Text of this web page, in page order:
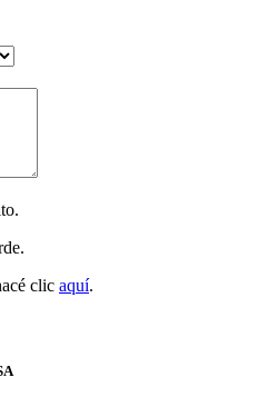
clic aquí.